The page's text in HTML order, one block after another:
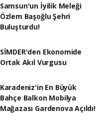
Samsun'un İyilik Meleği
Özlem Başoğlu Şehri
Buluşturdu!
SİMDER'den Ekonomide
Ortak Akıl Vurgusu
Karadeniz'in En Büyük
Bahçe Balkon Mobilya
Mağazası Gardenova Açıldı!